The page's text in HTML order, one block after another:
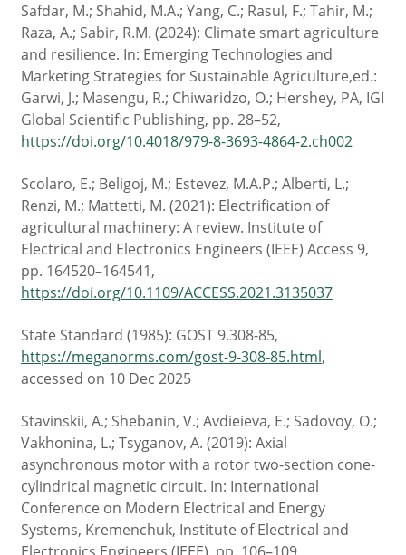
Safdar, M.; Shahid, M.A.; Yang, C.; Rasul, F.; Tahir, M.;
Raza, A.; Sabir, R.M. (2024): Climate smart agriculture
and resilience. In: Emerging Technologies and
Marketing Strategies for Sustainable Agriculture,ed.:
Garwi, J.; Masengu, R.; Chiwaridzo, O.; Hershey, PA, IGI
Global Scientific Publishing, pp. 28–52,
https://doi.org/10.4018/979-8-3693-4864-2.ch002
Scolaro, E.; Beligoj, M.; Estevez, M.A.P.; Alberti, L.;
Renzi, M.; Mattetti, M. (2021): Electrification of
agricultural machinery: A review. Institute of
Electrical and Electronics Engineers (IEEE) Access 9,
pp. 164520–164541,
https://doi.org/10.1109/ACCESS.2021.3135037
State Standard (1985): GOST 9.308-85,
https://meganorms.com/gost-9-308-85.html,
accessed on 10 Dec 2025
Stavinskii, A.; Shebanin, V.; Avdieieva, E.; Sadovoy, O.;
Vakhonina, L.; Tsyganov, A. (2019): Axial
asynchronous motor with a rotor two-section cone-
cylindrical magnetic circuit. In: International
Conference on Modern Electrical and Energy
Systems, Kremenchuk, Institute of Electrical and